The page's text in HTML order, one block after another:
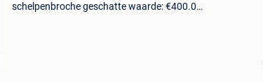
schelpenbroche geschatte waarde: €400.0